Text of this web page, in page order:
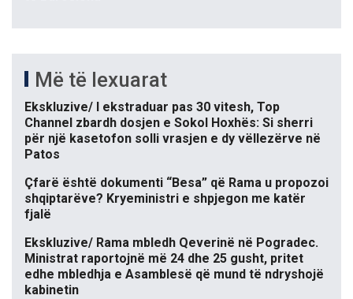
Më të lexuarat
Ekskluzive/ I ekstraduar pas 30 vitesh, Top
Channel zbardh dosjen e Sokol Hoxhës: Si sherri
për një kasetofon solli vrasjen e dy vëllezërve në
Patos
Çfarë është dokumenti “Besa” që Rama u propozoi
shqiptarëve? Kryeministri e shpjegon me katër
fjalë
Ekskluzive/ Rama mbledh Qeverinë në Pogradec.
Ministrat raportojnë më 24 dhe 25 gusht, pritet
edhe mbledhja e Asamblesë që mund të ndryshojë
kabinetin